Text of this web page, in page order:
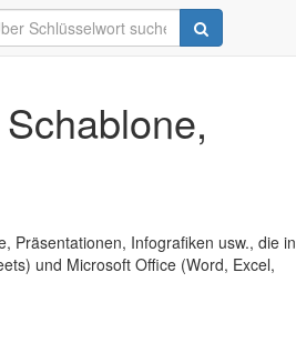
Präsentationen, Infografiken usw., die in
und Microsoft Office (Word, Excel,